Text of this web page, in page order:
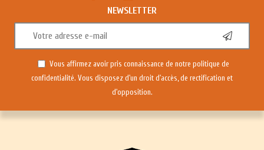
NEWSLETTER
Vous affirmez avoir pris connaissance de notre politique de
confidentialité. Vous disposez d'un droit d'accès, de rectification et
d'opposition.